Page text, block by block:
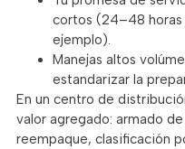
cortos (24–48 horas
ejemplo).
Manejas altos
estandarizar la
En un centro de
valor agregado: armado
reempaque, clasificación